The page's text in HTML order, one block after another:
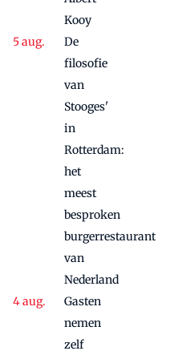
Kooy
De
filosofie
van
Stooges'
in
Rotterdam:
het
meest
besproken
burgerrestaurant
van
Nederland
Gasten
nemen
zelf